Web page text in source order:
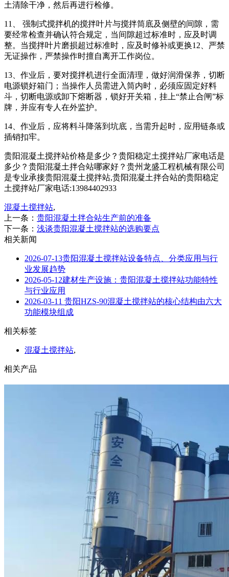
土清除干净，然后再进行检修。
11、 强制式搅拌机的搅拌叶片与搅拌筒底及侧壁的间隙，需
要经常检查并确认符合规定，当间隙超过标准时，应及时调
整。当搅拌叶片磨损超过标准时，应及时修补或更换12、严禁
无证操作，严禁操作时擅自离开工作岗位。
13、作业后，要对搅拌机进行全面清理，做好润滑保养，切断
电源锁好箱门；当操作人员需进入筒内时，必须应固定好料
斗，切断电源或卸下熔断器，锁好开关箱，挂上“禁止合闸”标
牌，并应有专人在外监护。
14、作业后，应将料斗降落到坑底，当需升起时，应用链条或
插销扣牢。
贵阳混凝土搅拌站价格是多少？贵阳稳定土搅拌站厂家电话是
多少？贵阳混凝土拌合站哪家好？贵州龙盛工程机械有限公司
是专业承接贵阳混凝土搅拌站,贵阳混凝土拌合站的贵阳稳定
土搅拌站厂家电话:13984402933
混凝土搅拌站,
上一条： 贵阳混凝土拌合站生产前的准备
下一条： 浅谈贵阳混凝土搅拌站的选购要点
相关新闻
2026-07-13贵阳混凝土搅拌站设备特点、分类应用与行
业发展趋势
2026-05-12建材生产设施：贵阳混凝土搅拌站功能特性
与行业应用
2026-03-11 贵阳HZS-90混凝土搅拌站的核心结构由六大
功能模块组成
相关标签
混凝土搅拌站,
相关产品